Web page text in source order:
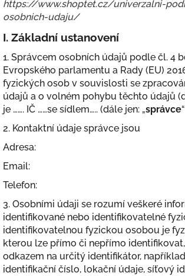
https://www.shoptet.cz/univerzalni-
osobnich-udaju/
I. Základní ustanovení
1. Správcem osobních údajů podle čl. 4
Evropského parlamentu a Rady (EU)
fyzických osob v souvislosti se
údajů a o volném pohybu těchto údajů
je ……. IČ ……se sídlem….. (dále jen: „správce
2. Kontaktní údaje správce jsou
Adresa:
Email:
Telefon:
3. Osobními údaji se rozumí veškeré
identifikované nebo identifikovatelné
identifikovatelnou fyzickou osobou je
kterou lze přímo či nepřímo
odkazem na určitý identifikátor,
identifikační číslo, lokační údaje, síťový